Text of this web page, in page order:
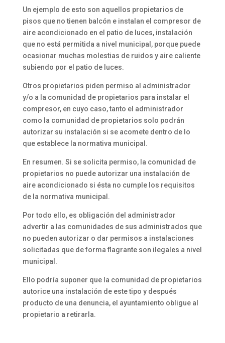
Un ejemplo de esto son aquellos propietarios de
pisos que no tienen balcón e instalan el compresor de
aire acondicionado en el patio de luces, instalación
que no está permitida a nivel municipal, porque puede
ocasionar muchas molestias de ruidos y aire caliente
subiendo por el patio de luces.
Otros propietarios piden permiso al administrador
y/o a la comunidad de propietarios para instalar el
compresor, en cuyo caso, tanto el administrador
como la comunidad de propietarios solo podrán
autorizar su instalación si se acomete dentro de lo
que establece la normativa municipal.
En resumen. Si se solicita permiso, la comunidad de
propietarios no puede autorizar una instalación de
aire acondicionado si ésta no cumple los requisitos
de la normativa municipal.
Por todo ello, es obligación del administrador
advertir a las comunidades de sus administrados que
no pueden autorizar o dar permisos a instalaciones
solicitadas que de forma flagrante son ilegales a nivel
municipal.
Ello podría suponer que la comunidad de propietarios
autorice una instalación de este tipo y después
producto de una denuncia, el ayuntamiento obligue al
propietario a retirarla.